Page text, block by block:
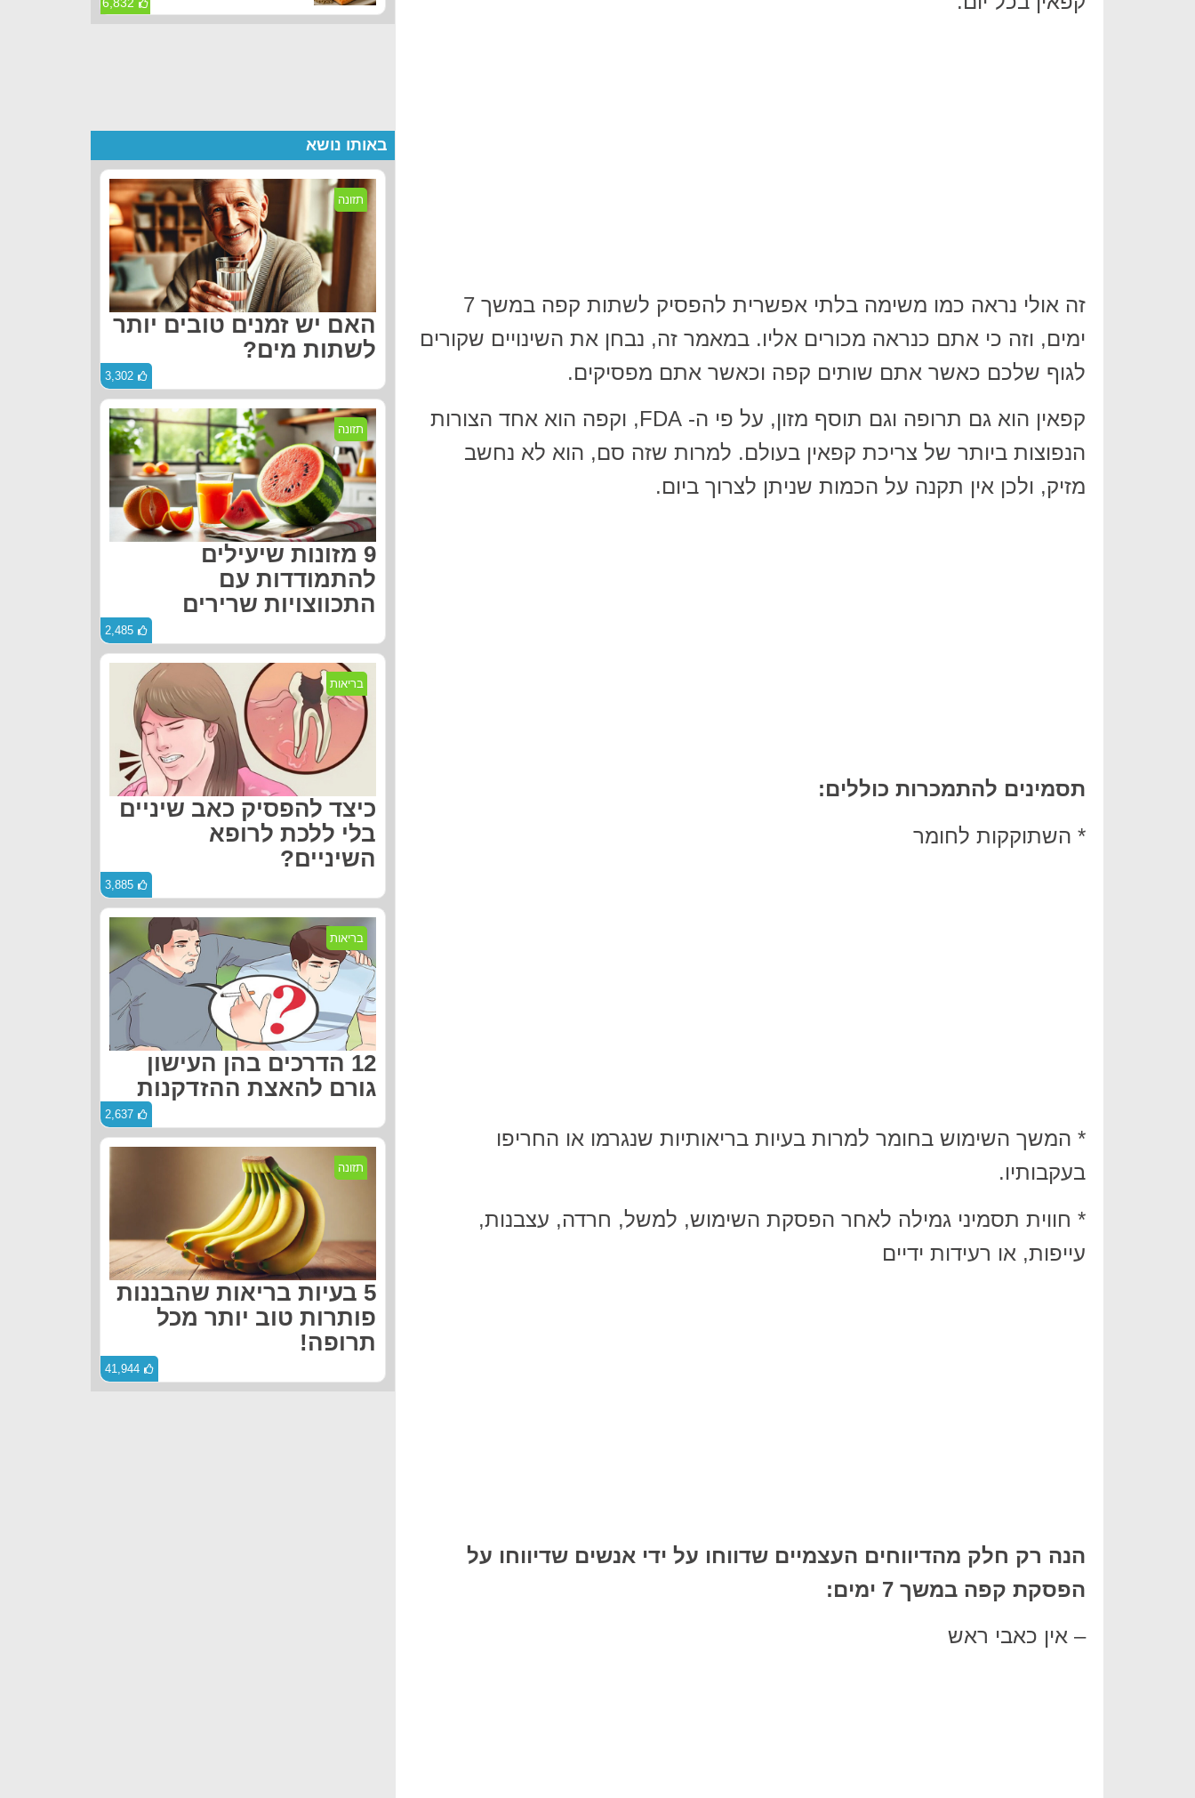
זה אולי נראה כמו משימה בלתי אפשרית להפסיק לשתות קפה במשך 7
ימים, וזה כי אתם כנראה מכורים אליו. במאמר זה, נבחן את השינויים שקורים
לגוף שלכם כאשר אתם שותים קפה וכאשר אתם מפסיקים.
קפאין הוא גם תרופה וגם תוסף מזון, על פי ה- FDA, וקפה הוא אחד הצורות
הנפוצות ביותר של צריכת קפאין בעולם. למרות שזה סם, הוא לא נחשב
מזיק, ולכן אין תקנה על הכמות שניתן לצרוך ביום.
תסמינים להתמכרות כוללים:
* השתוקקות לחומר
* המשך השימוש בחומר למרות בעיות בריאותיות שנגרמו או החריפו
בעקבותיו.
* חווית תסמיני גמילה לאחר הפסקת השימוש, למשל, חרדה, עצבנות,
עייפות, או רעידות ידיים
הנה רק חלק מהדיווחים העצמיים שדווחו על ידי אנשים שדיווחו על
הפסקת קפה במשך 7 ימים:
– אין כאבי ראש
באותו נושא
תזונה
האם יש זמנים טובים יותר
לשתות מים?
3,302
תזונה
9 מזונות שיעילים
להתמודדות עם
התכווצויות שרירים
2,485
בריאות
כיצד להפסיק כאב שיניים
בלי ללכת לרופא
השיניים?
3,885
בריאות
12 הדרכים בהן העישון
גורם להאצת ההזדקנות
2,637
תזונה
5 בעיות בריאות שהבננות
פותרות טוב יותר מכל
תרופה!
41,944